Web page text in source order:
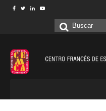
Buscar